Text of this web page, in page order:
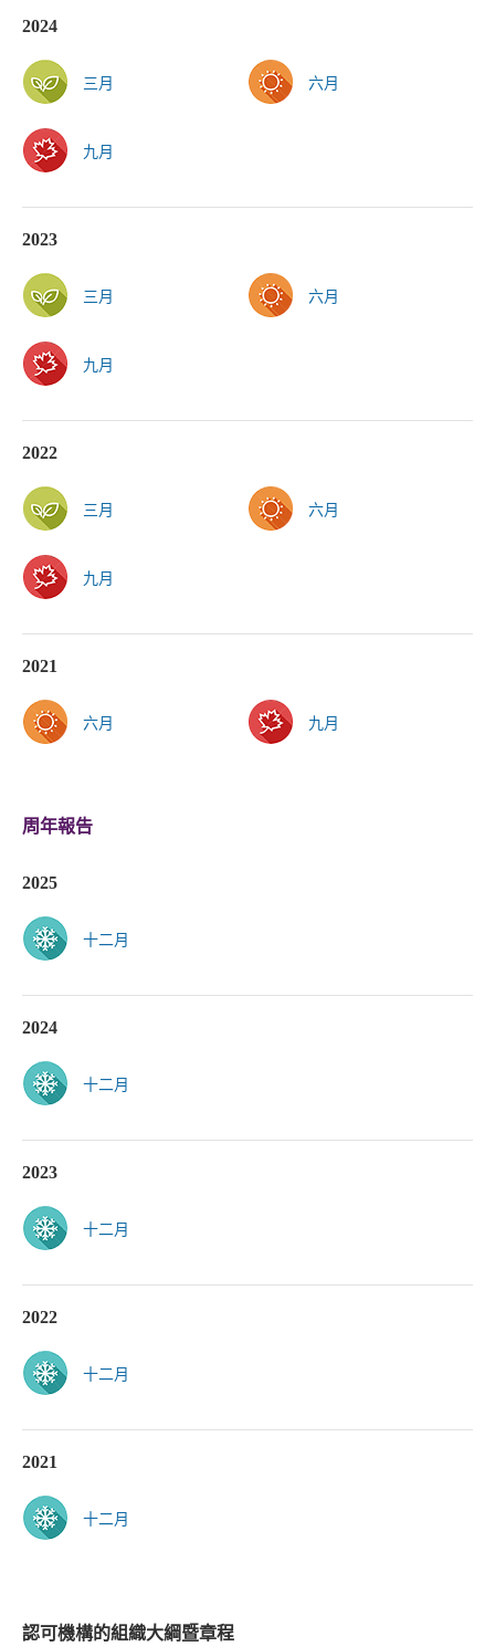
2024
三月 六月
九月
2023
三月 六月
九月
2022
三月 六月
九月
2021
六月 九月
周年報告
2025
十二月
2024
十二月
2023
十二月
2022
十二月
2021
十二月
認可機構的組織大綱暨章程